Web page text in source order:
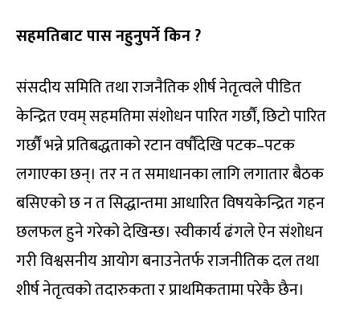
सहमतिबाट पास नहुनुपर्ने किन ?
संसदीय समिति तथा राजनैतिक शीर्ष नेतृत्वले पीडित
केन्द्रित एवम् सहमतिमा संशोधन पारित गर्छौं, छिटो पारित
गर्छौं भन्ने प्रतिबद्धताको रटान वर्षौंदेखि पटक–पटक
लगाएका छन्। तर न त समाधानका लागि लगातार बैठक
बसिएको छ न त सिद्धान्तमा आधारित विषयकेन्द्रित गहन
छलफल हुने गरेको देखिन्छ। स्वीकार्य ढंगले ऐन संशोधन
गरी विश्वसनीय आयोग बनाउनेतर्फ राजनीतिक दल तथा
शीर्ष नेतृत्वको तदारुकता र प्राथमिकतामा परेकै छैन।